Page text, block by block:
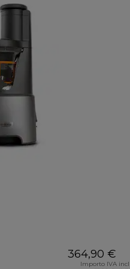
364,90 €
Importo IVA